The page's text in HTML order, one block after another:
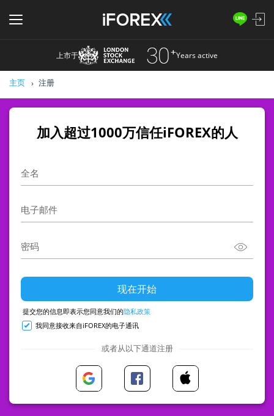
上市于 Years active
主页 注册
加入超过1000万信任iFOREX的人
提交您的信息即表示您同意我们的隐私政策
我同意接收来自iFOREX的电子通讯
或者从以下通道注册